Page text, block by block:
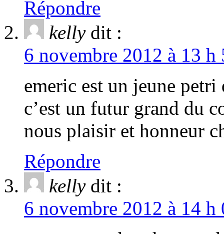
Répondre
kelly dit :
6 novembre 2012 à 13
emeric est un jeune petri
c’est un futur grand du
nous plaisir et honneur
Répondre
kelly dit :
6 novembre 2012 à 14